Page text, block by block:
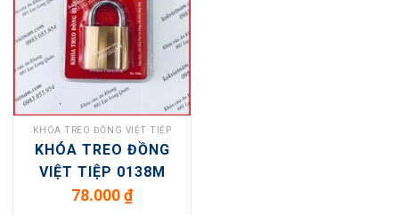
KHÓA TREO ĐỒNG VIỆT TIỆP
KHÓA TREO ĐỒNG
VIỆT TIỆP 0138M
78.000₫